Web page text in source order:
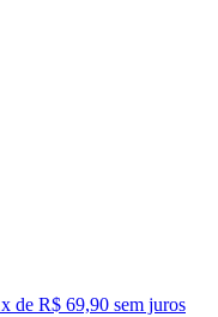
x de R$ 69,90 sem juros